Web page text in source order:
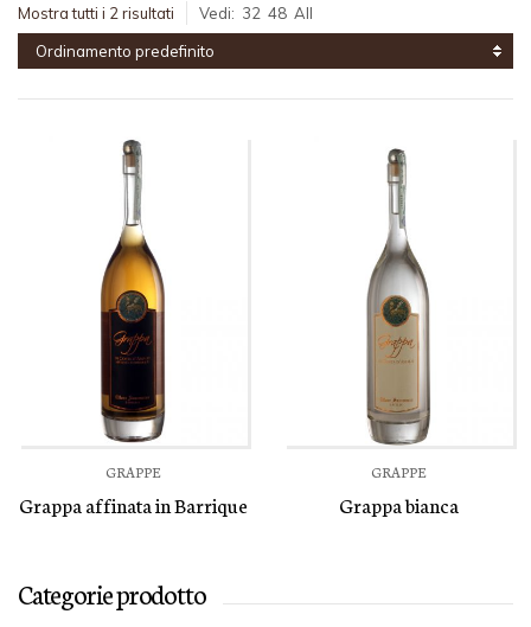
Mostra tutti i 2 risultati Vedi: 32 48 All
Ordinamento predefinito
GRAPPE
Grappa affinata in Barrique
GRAPPE
Grappa bianca
Categorie prodotto